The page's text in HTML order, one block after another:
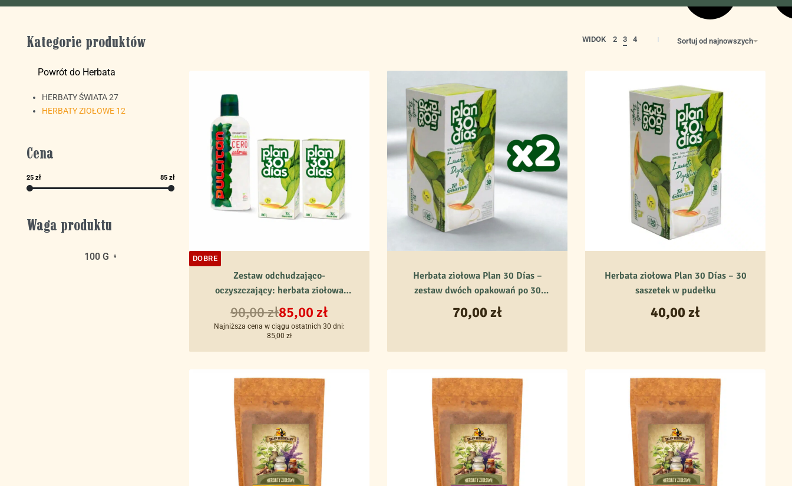
Kategorie produktów
Powrót do Herbata
HERBATY ŚWIATA 27
HERBATY ZIOŁOWE 12
Cena
25 zł 85 zł
Waga produktu
100 G 9
WIDOK 2 3 4 Sortuj od najnowszych
DOBRE
Zestaw odchudzająco-
oczyszczający: herbata ziołowa
Plan 30 días i słodzik Dulcitan
90,00zł85,00zł
Najniższa cena w ciągu ostatnich 30 dni:
85,00 zł
Herbata ziołowa Plan 30 Días –
zestaw dwóch opakowań po 30
saszetek
70,00zł
Herbata ziołowa Plan 30 Días – 30
saszetek w pudełku
40,00zł